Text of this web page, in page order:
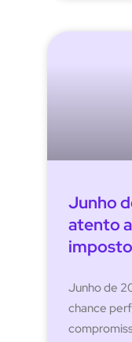
Junho
atento
Junho de
chance